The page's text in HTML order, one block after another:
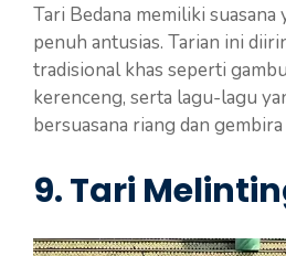
Tari Bedana memiliki suasana
penuh antusias. Tarian ini
tradisional khas seperti
kerenceng, serta lagu-lagu
bersuasana riang dan gembira
9.Tari